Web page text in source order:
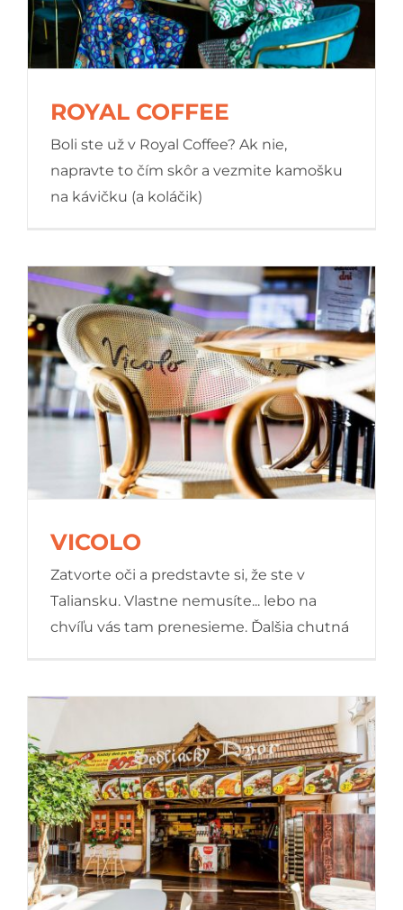
ROYAL COFFEE
Boli ste už v Royal Coffee? Ak nie,
napravte to čím skôr a vezmite kamošku
na kávičku (a koláčik)
VICOLO
Zatvorte oči a predstavte si, že ste v
Taliansku. Vlastne nemusíte... lebo na
chvíľu vás tam prenesieme. Ďalšia chutná